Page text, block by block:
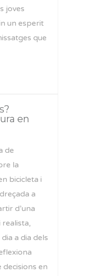
joves
un esperit
que
en
de
la
bicicleta i
a
d’una
a dia dels
en